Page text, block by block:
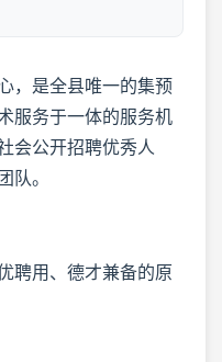
，是全县唯一的集预
服务于一体的服务机
会公开招聘优秀人
队。
聘用、德才兼备的原